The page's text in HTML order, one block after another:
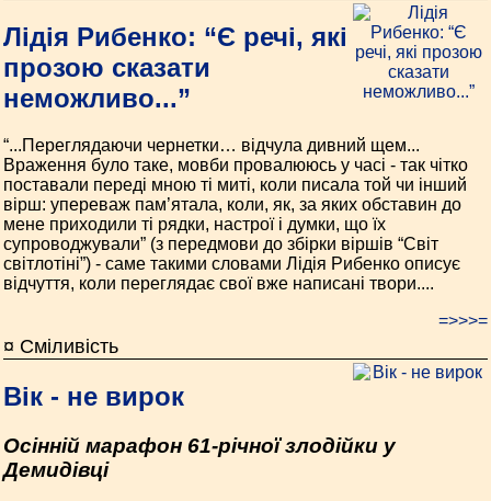
Лідія Рибенко: “Є речі, які
прозою сказати
неможливо...”
“...Переглядаючи чернетки… відчула дивний щем...
Враження було таке, мовби провалююсь у часі - так чітко
поставали переді мною ті миті, коли писала той чи інший
вірш: упереваж пам’ятала, коли, як, за яких обставин до
мене приходили ті рядки, настрої і думки, що їх
супроводжували” (з передмови до збірки віршів “Світ
світлотіні”) - саме такими словами Лідія Рибенко описує
відчуття, коли переглядає свої вже написані твори....
=>>>=
¤ Сміливість
Вік - не вирок
Осінній марафон 61-річної злодійки у
Демидівці